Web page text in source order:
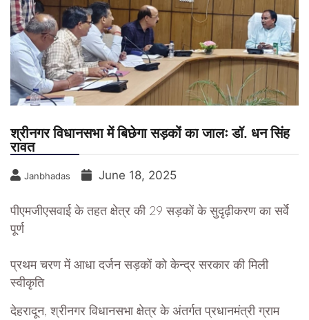
श्रीनगर विधानसभा में बिछेगा सड़कों का जालः डॉ. धन सिंह
रावत
Janbhadas June 18, 2025
पीएमजीएसवाई के तहत क्षेत्र की 29 सड़कों के सुदृढ़ीकरण का सर्वे
पूर्ण
प्रथम चरण में आधा दर्जन सड़कों को केन्द्र सरकार की मिली
स्वीकृति
देहरादून, श्रीनगर विधानसभा क्षेत्र के अंतर्गत प्रधानमंत्री ग्राम